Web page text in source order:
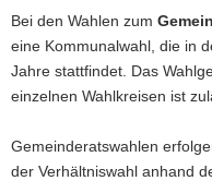
e
r
g
r
i
f
v
i
g
a
i
o
a
l
t
e
r
e
i
h
Bei den Wahlen zum
eine Kommunalwahl, die in
Jahre stattfindet. Das
einzelnen Wahlkreisen ist
Gemeinderatswahlen
der Verhältniswahl anhand